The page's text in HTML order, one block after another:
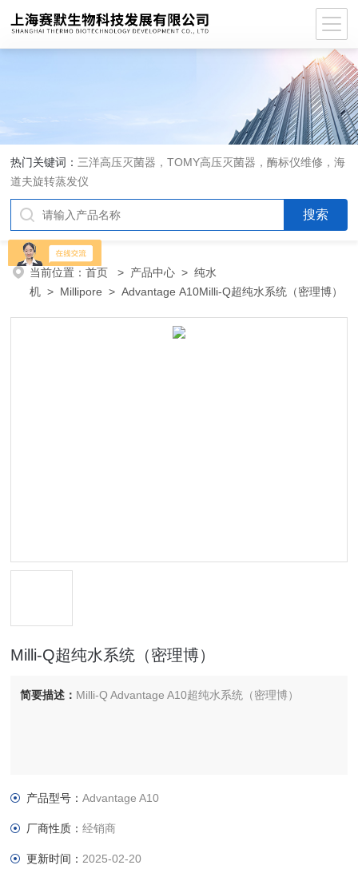
热门关键词： 三洋高压灭菌器，TOMY高压灭菌器，酶标仪维修，海
道夫旋转蒸发仪
当前位置：首页 > 产品中心 >纯水
机 > Millipore > Advantage A10Milli-Q超纯水系统（密理博）
Milli-Q超纯水系统（密理博）
简要描述： Milli-Q Advantage A10超纯水系统（密理博）
产品型号：Advantage A10
厂商性质：经销商
更新时间： 2025-02-20